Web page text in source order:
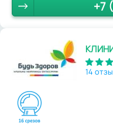
+7
14